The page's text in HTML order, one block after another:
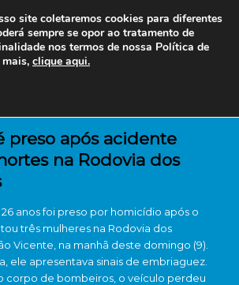
preso após acidente
na Rodovia dos
anos foi preso por homicídio após o
três mulheres na Rodovia dos
Vicente, na manhã deste domingo (9).
ele apresentava sinais de embriaguez.
corpo de bombeiros, o veículo perdeu
site coletaremos cookies para diferentes
sempre se opor ao tratamento de
nos termos de nossa Política de
clique aqui.